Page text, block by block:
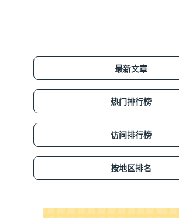
最新文章
热门排行榜
访问排行榜
按地区排名